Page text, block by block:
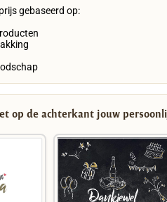
gebaseerd op:
op de achterkant jouw